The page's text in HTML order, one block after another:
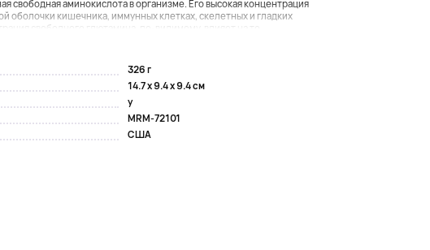
свободная аминокислота в организме. Его высокая концентрация
оболочки кишечника, иммунных клетках, скелетных и гладких
свободного глютамина, по-видимому, влияет на то,...
326 г
14.7 x 9.4 x 9.4 см
y
MRM-72101
США